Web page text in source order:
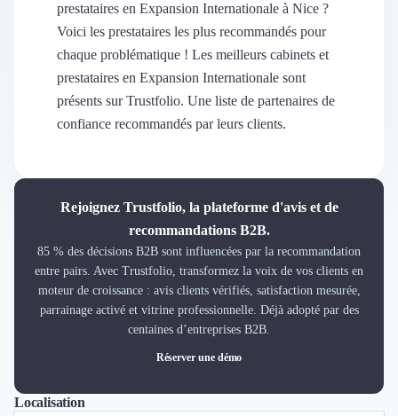
Découvrir le média
Demander une démo
Cabinet de Recrutement
Marque Employeur
Conseil en Management et Organisation
Gestion paie
Qualité de Vie au Travail (QVT)
Marketplace de freelance
Coaching
prestataires en Expansion Internationale à Nice ?
Voici les prestataires les plus recommandés pour
chaque problématique ! Les meilleurs cabinets et
prestataires en Expansion Internationale sont
présents sur Trustfolio. Une liste de partenaires de
confiance recommandés par leurs clients.
Rejoignez Trustfolio, la plateforme d'avis et de
recommandations B2B.
85 % des décisions B2B sont influencées par la recommandation
entre pairs. Avec Trustfolio, transformez la voix de vos clients en
moteur de croissance : avis clients vérifiés, satisfaction mesurée,
parrainage activé et vitrine professionnelle. Déjà adopté par des
centaines d’entreprises B2B.
Réserver une démo
Localisation
ToutParisNice